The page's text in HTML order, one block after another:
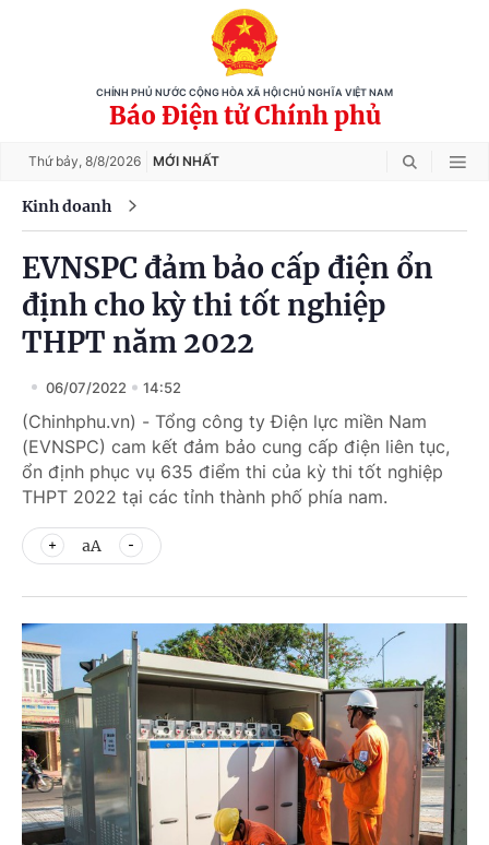
CHÍNH PHỦ NƯỚC CỘNG HÒA XÃ HỘI CHỦ NGHĨA VIỆT NAM
Báo Điện tử Chính phủ
Thứ bảy, 8/8/2026 MỚI NHẤT
Kinh doanh
EVNSPC đảm bảo cấp điện ổn
định cho kỳ thi tốt nghiệp
THPT năm 2022
06/07/2022 14:52
(Chinhphu.vn) - Tổng công ty Điện lực miền Nam
(EVNSPC) cam kết đảm bảo cung cấp điện liên tục,
ổn định phục vụ 635 điểm thi của kỳ thi tốt nghiệp
THPT 2022 tại các tỉnh thành phố phía nam.
aA